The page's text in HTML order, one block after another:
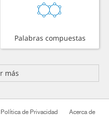
Palabras compuestas
más
Política de Privacidad Acerca de